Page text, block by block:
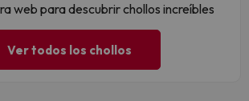
web para descubrir chollos increíbles
Ver todos los chollos